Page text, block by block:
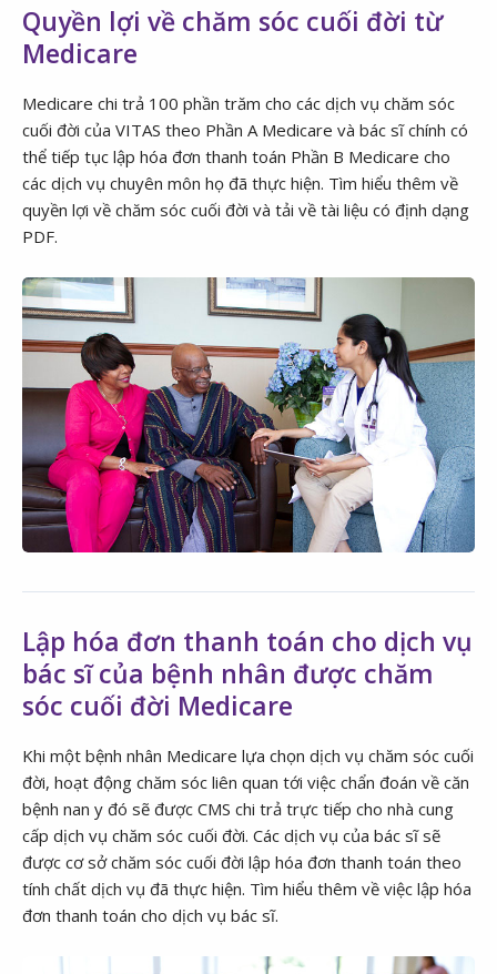
Quyền lợi về chăm sóc cuối đời từ
Medicare
Medicare chi trả 100 phần trăm cho các dịch vụ chăm sóc
cuối đời của VITAS theo Phần A Medicare và bác sĩ chính có
thể tiếp tục lập hóa đơn thanh toán Phần B Medicare cho
các dịch vụ chuyên môn họ đã thực hiện. Tìm hiểu thêm về
quyền lợi về chăm sóc cuối đời và tải về tài liệu có định dạng
PDF.
Lập hóa đơn thanh toán cho dịch vụ
bác sĩ của bệnh nhân được chăm
sóc cuối đời Medicare
Khi một bệnh nhân Medicare lựa chọn dịch vụ chăm sóc cuối
đời, hoạt động chăm sóc liên quan tới việc chẩn đoán về căn
bệnh nan y đó sẽ được CMS chi trả trực tiếp cho nhà cung
cấp dịch vụ chăm sóc cuối đời. Các dịch vụ của bác sĩ sẽ
được cơ sở chăm sóc cuối đời lập hóa đơn thanh toán theo
tính chất dịch vụ đã thực hiện. Tìm hiểu thêm về việc lập hóa
đơn thanh toán cho dịch vụ bác sĩ.